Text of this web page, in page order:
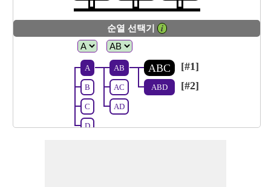
순열 선택기 𝒊
A
B
C
D
AB
AC
AD
ABC
ABD
[#1]
[#2]